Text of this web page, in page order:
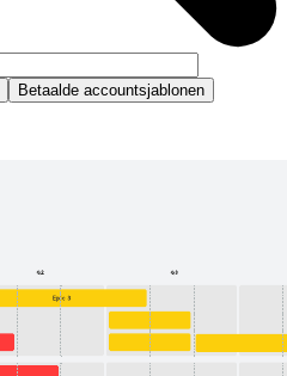
Betaalde accountsjablonen